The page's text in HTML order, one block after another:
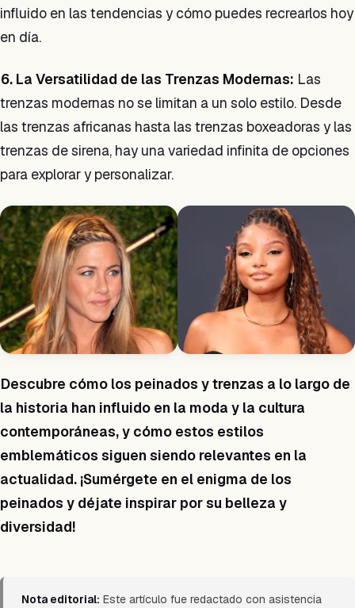
influido en las tendencias y cómo puedes recrearlos hoy
en día.
6. La Versatilidad de las Trenzas Modernas: Las
trenzas modernas no se limitan a un solo estilo. Desde
las trenzas africanas hasta las trenzas boxeadoras y las
trenzas de sirena, hay una variedad infinita de opciones
para explorar y personalizar.
Descubre cómo los peinados y trenzas a lo largo de
la historia han influido en la moda y la cultura
contemporáneas, y cómo estos estilos
emblemáticos siguen siendo relevantes en la
actualidad. ¡Sumérgete en el enigma de los
peinados y déjate inspirar por su belleza y
diversidad!
Nota editorial: Este artículo fue redactado con asistencia